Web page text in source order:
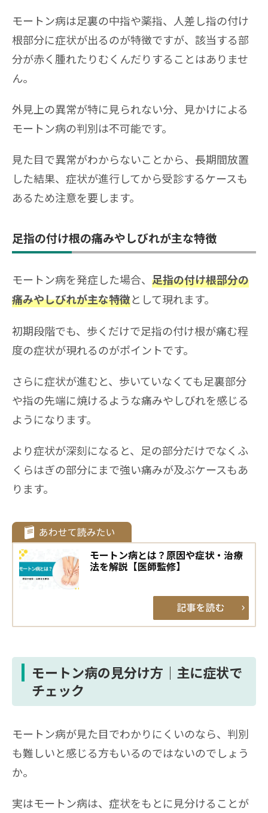
モートン病は足裏の中指や薬指、人差し指の付け
根部分に症状が出るのが特徴ですが、該当する部
分が赤く腫れたりむくんだりすることはありませ
ん。
外見上の異常が特に見られない分、見かけによる
モートン病の判別は不可能です。
見た目で異常がわからないことから、長期間放置
した結果、症状が進行してから受診するケースも
あるため注意を要します。
足指の付け根の痛みやしびれが主な特徴
モートン病を発症した場合、 足指の付け根部分の
痛みやしびれが主な特徴として現れます。
初期段階でも、歩くだけで足指の付け根が痛む程
度の症状が現れるのがポイントです。
さらに症状が進むと、歩いていなくても足裏部分
や指の先端に焼けるような痛みやしびれを感じる
ようになります。
より症状が深刻になると、足の部分だけでなくふ
くらはぎの部分にまで強い痛みが及ぶケースもあ
ります。
モートン病とは？原因や症状・治療
法を解説【医師監修】
モートン病の見分け方｜主に症状で
チェック
モートン病が見た目でわかりにくいのなら、判別
も難しいと感じる方もいるのではないのでしょう
か。
実はモートン病は、症状をもとに見分けることが